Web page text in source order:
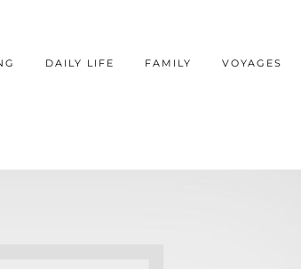
DAILY LIFE FAMILY VOYAGES